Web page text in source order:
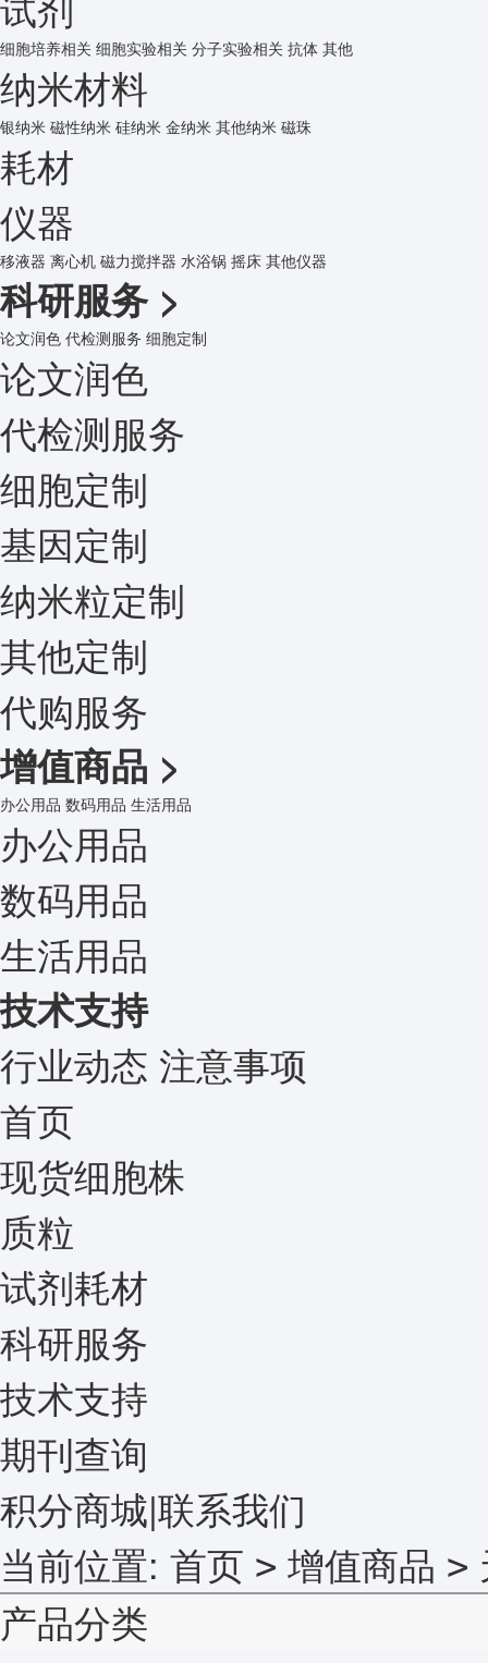
细胞培养相关 细胞实验相关 分子实验相关 抗体 其他
纳米材料
银纳米 磁性纳米 硅纳米 金纳米 其他纳米 磁珠
耗材
仪器
移液器 离心机 磁力搅拌器 水浴锅 摇床 其他仪器
科研服务 >
论文润色 代检测服务 细胞定制
论文润色
代检测服务
细胞定制
基因定制
纳米粒定制
其他定制
代购服务
增值商品 >
办公用品 数码用品 生活用品
办公用品
数码用品
生活用品
技术支持
行业动态 注意事项
首页
现货细胞株
质粒
试剂耗材
科研服务
技术支持
期刊查询
积分商城|联系我们
当前位置: 首页 > 增值商品 >
产品分类